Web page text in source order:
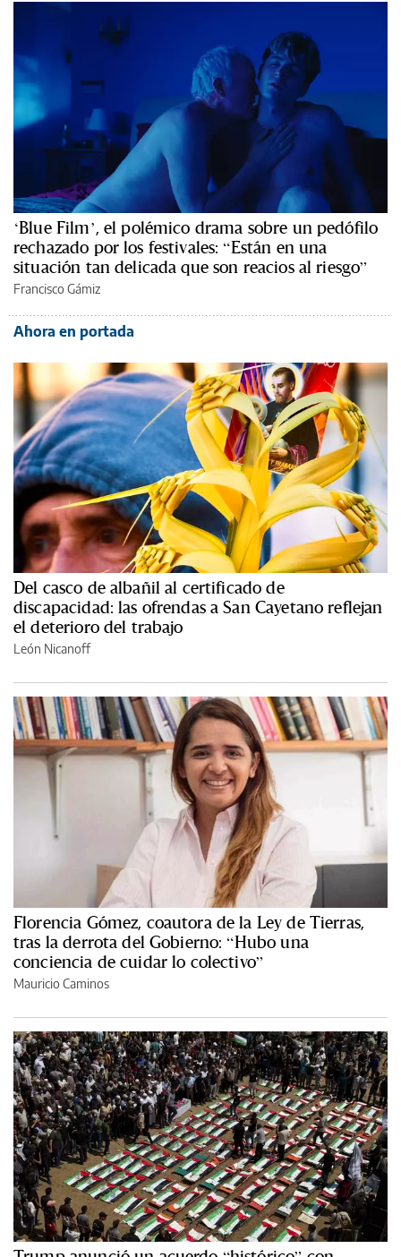
‘Blue Film’, el polémico drama sobre un pedófilo
rechazado por los festivales: “Están en una
situación tan delicada que son reacios al riesgo”
Francisco Gámiz
Ahora en portada
Del casco de albañil al certificado de
discapacidad: las ofrendas a San Cayetano reflejan
el deterioro del trabajo
León Nicanoff
Florencia Gómez, coautora de la Ley de Tierras,
tras la derrota del Gobierno: “Hubo una
conciencia de cuidar lo colectivo”
Mauricio Caminos